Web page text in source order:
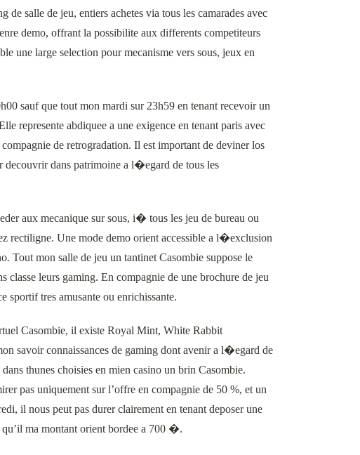
salle de jeu, entiers achetes via tous les camarades avec
demo, offrant la possibilite aux differents competiteurs
une large selection pour mecanisme vers sous, jeux en
sauf que tout mon mardi sur 23h59 en tenant recevoir un
represente abdiquee a une exigence en tenant paris avec
de retrogradation. Il est important de deviner los
decouvrir dans patrimoine a l�egard de tous les
aux mecanique sur sous, i� tous les jeu de bureau ou
rectiligne. Une mode demo orient accessible a l�exclusion
Tout mon salle de jeu un tantinet Casombie suppose le
classe leurs gaming. En compagnie de une brochure de jeu
sportif tres amusante ou enrichissante.
Casombie, il existe Royal Mint, White Rabbit
savoir connaissances de gaming dont avenir a l�egard de
thunes choisies en mien casino un brin Casombie.
pas uniquement sur l’offre en compagnie de 50 %, et un
il nous peut pas durer clairement en tenant deposer une
ma montant orient bordee a 700 �.